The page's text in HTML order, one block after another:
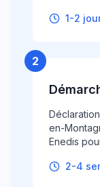
1-2
2
en-
Enedis
2-4